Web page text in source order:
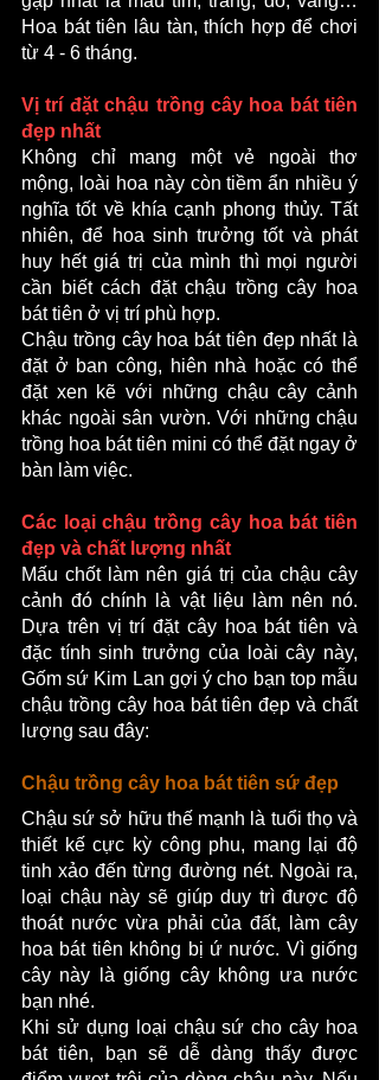
Hoa bát tiên lâu tàn, thích hợp để chơi
từ 4 - 6 tháng.
Vị trí đặt chậu trồng cây hoa bát tiên
đẹp nhất
Không chỉ mang một vẻ ngoài thơ
mộng, loài hoa này còn tiềm ẩn nhiều ý
nghĩa tốt về khía cạnh phong thủy. Tất
nhiên, để hoa sinh trưởng tốt và phát
huy hết giá trị của mình thì mọi người
cần biết cách đặt chậu trồng cây hoa
bát tiên ở vị trí phù hợp.
Chậu trồng cây hoa bát tiên đẹp nhất là
đặt ở ban công, hiên nhà hoặc có thể
đặt xen kẽ với những chậu cây cảnh
khác ngoài sân vườn. Với những chậu
trồng hoa bát tiên mini có thể đặt ngay ở
bàn làm việc.
Các loại chậu trồng cây hoa bát tiên
đẹp và chất lượng nhất
Mấu chốt làm nên giá trị của chậu cây
cảnh đó chính là vật liệu làm nên nó.
Dựa trên vị trí đặt cây hoa bát tiên và
đặc tính sinh trưởng của loài cây này,
Gốm sứ Kim Lan gợi ý cho bạn top mẫu
chậu trồng cây hoa bát tiên đẹp và chất
lượng sau đây:
Chậu trồng cây hoa bát tiên sứ đẹp
Chậu sứ sở hữu thế mạnh là tuổi thọ và
thiết kế cực kỳ công phu, mang lại độ
tinh xảo đến từng đường nét. Ngoài ra,
loại chậu này sẽ giúp duy trì được độ
thoát nước vừa phải của đất, làm cây
hoa bát tiên không bị ứ nước. Vì giống
cây này là giống cây không ưa nước
bạn nhé.
Khi sử dụng loại chậu sứ cho cây hoa
bát tiên, bạn sẽ dễ dàng thấy được